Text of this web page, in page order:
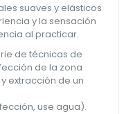
suaves y elásticos
y la sensación
al practicar.
de técnicas de
de la zona
extracción de un
use agua).